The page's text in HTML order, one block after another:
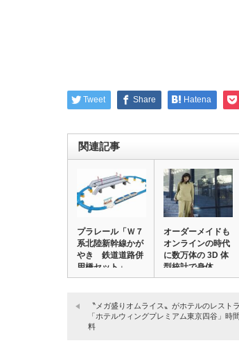
Tweet Share Hatena
関連記事
プラレール「Ｗ７
系北陸新幹線かが
やき 鉄道道路併
用橋セット」
初…
オーダーメイドも
オンラインの時代
に数万体の 3D 体
型統計で身体…
〝メガ盛りオムライス〟がホテルのレスト
「ホテルウィングプレミアム東京四谷」時
料